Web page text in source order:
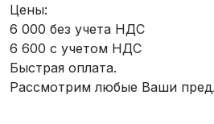
Цены:
6 000 без учета НДС
6 600 с учетом НДС
Быстрая оплата.
Рассмотрим любые Ваши